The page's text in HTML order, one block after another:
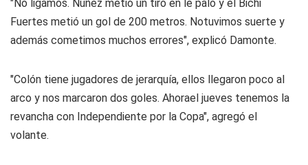
"No ligamos. Núñez metió un tiro en le palo y el Bichi
Fuertes metió un gol de 200 metros. Notuvimos suerte y
además cometimos muchos errores", explicó Damonte.
"Colón tiene jugadores de jerarquía, ellos llegaron poco al
arco y nos marcaron dos goles. Ahorael jueves tenemos la
revancha con Independiente por la Copa", agregó el
volante.